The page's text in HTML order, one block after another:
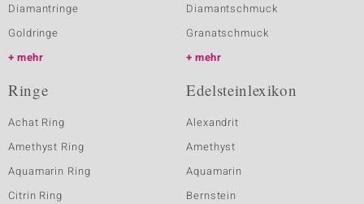
Diamantringe
Goldringe
mehr
Diamantschmuck
Granatschmuck
mehr
Ringe
Achat Ring
Amethyst Ring
Aquamarin Ring
Citrin Ring
Edelsteinlexikon
Alexandrit
Amethyst
Aquamarin
Bernstein